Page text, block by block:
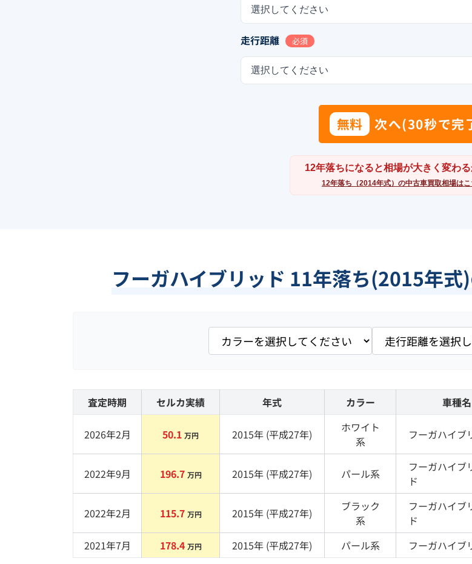
選択してください
走行距離 必須
選択してください
無料 次へ(30秒で完
12年落ちになると相場が大きく変わる
12年落ち（2014年式）の中古車買取相場はこ
フーガハイブリッド 11年落ち(2015年
査定時期 セルカ実績 年式 カラー 車種
2026年2月 50.1 万円 2015年 (平成27年)
ホワイト
系
フーガハイブ
2022年9月 196.7 万円 2015年 (平成27年) パール系 フーガハイブ
ド
2022年2月 115.7 万円 2015年 (平成27年)
ブラック
系
フーガハイブ
ド
2021年7月 178.4 万円 2015年 (平成27年) パール系 フーガハイブ